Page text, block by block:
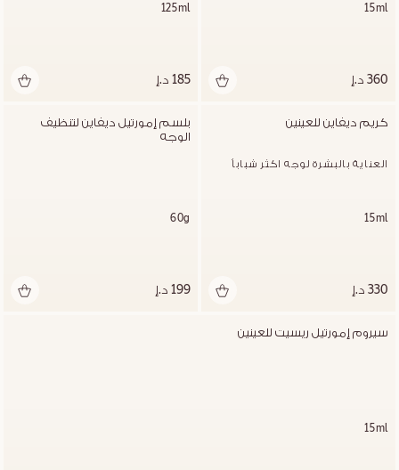
15ml
360 د.إ
125ml
185 د.إ
كريم ديفاين للعينين
العناية بالبشرة لوجه اكثر شباباُ
15ml
330 د.إ
الوجه
60g
199 د.إ
سيروم إمورتيل ريسيت للعينين
15ml